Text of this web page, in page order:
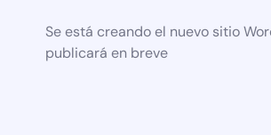
Se está creando el nuevo sitio
publicará en breve